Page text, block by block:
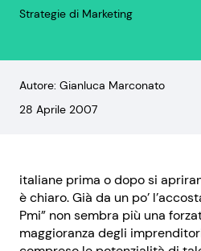
Strategie di Marketing
Autore: Gianluca Marconato
28 Aprile 2007
italiane prima o dopo si
è chiaro. Già da un po’
Pmi” non sembra più una
maggioranza degli